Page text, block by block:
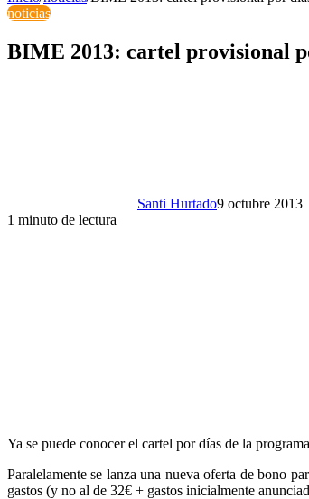
noticias
BIME 2013: cartel provisional
Santi Hurtado9 octubre 2013
1 minuto de lectura
Ya se puede conocer el cartel por días de la
Paralelamente se lanza una nueva oferta de bono
gastos (y no al de 32€ + gastos inicialmente